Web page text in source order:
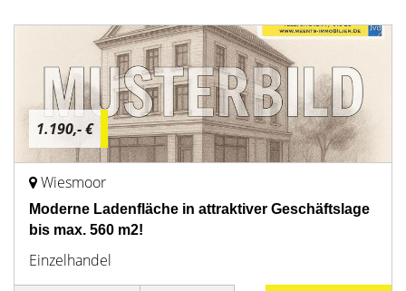
1.190,- €
Wiesmoor
Moderne Ladenfläche in attraktiver Geschäftslage
bis max. 560 m2!
Einzelhandel